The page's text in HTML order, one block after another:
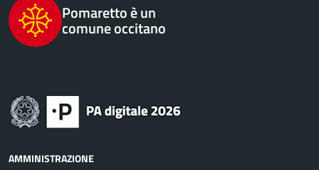
Pomaretto è un
comune occitano
AMMINISTRAZIONE